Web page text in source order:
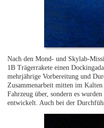
Nach den Mond- und Skylab-
1B Trägerrakete einen
mehrjährige Vorbereitung und
Zusammenarbeit mitten im
Fahrzeug über, sondern es
entwickelt. Auch bei der